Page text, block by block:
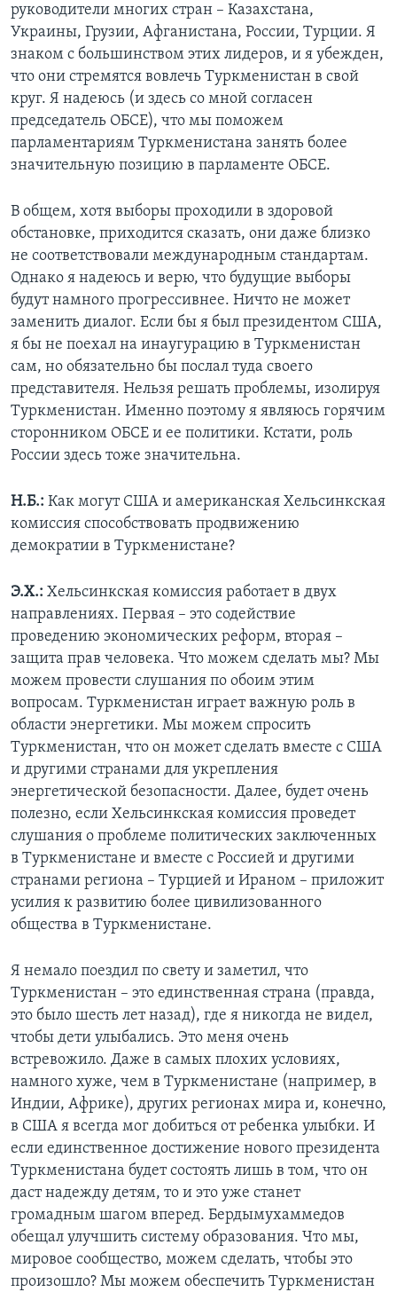
руководители многих стран – Казахстана,
Украины, Грузии, Афганистана, России, Турции. Я
знаком с большинством этих лидеров, и я убежден,
что они стремятся вовлечь Туркменистан в свой
круг. Я надеюсь (и здесь со мной согласен
председатель ОБСЕ), что мы поможем
парламентариям Туркменистана занять более
значительную позицию в парламенте ОБСЕ.
В общем, хотя выборы проходили в здоровой
обстановке, приходится сказать, они даже близко
не соответствовали международным стандартам.
Однако я надеюсь и верю, что будущие выборы
будут намного прогрессивнее. Ничто не может
заменить диалог. Если бы я был президентом США,
я бы не поехал на инаугурацию в Туркменистан
сам, но обязательно бы послал туда своего
представителя. Нельзя решать проблемы, изолируя
Туркменистан. Именно поэтому я являюсь горячим
сторонником ОБСЕ и ее политики. Кстати, роль
России здесь тоже значительна.
Н.Б.: Как могут США и американская Хельсинкская
комиссия способствовать продвижению
демократии в Туркменистане?
Э.Х.: Хельсинкская комиссия работает в двух
направлениях. Первая – это содействие
проведению экономических реформ, вторая –
защита прав человека. Что можем сделать мы? Мы
можем провести слушания по обоим этим
вопросам. Туркменистан играет важную роль в
области энергетики. Мы можем спросить
Туркменистан, что он может сделать вместе с США
и другими странами для укрепления
энергетической безопасности. Далее, будет очень
полезно, если Хельсинкская комиссия проведет
слушания о проблеме политических заключенных
в Туркменистане и вместе с Россией и другими
странами региона – Турцией и Ираном – приложит
усилия к развитию более цивилизованного
общества в Туркменистане.
Я немало поездил по свету и заметил, что
Туркменистан – это единственная страна (правда,
это было шесть лет назад), где я никогда не видел,
чтобы дети улыбались. Это меня очень
встревожило. Даже в самых плохих условиях,
намного хуже, чем в Туркменистане (например, в
Индии, Африке), других регионах мира и, конечно,
в США я всегда мог добиться от ребенка улыбки. И
если единственное достижение нового президента
Туркменистана будет состоять лишь в том, что он
даст надежду детям, то и это уже станет
громадным шагом вперед. Бердымухаммедов
обещал улучшить систему образования. Что мы,
мировое сообщество, можем сделать, чтобы это
произошло? Мы можем обеспечить Туркменистан